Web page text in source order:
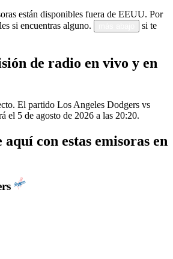
están disponibles fuera de EEUU. Por
si encuentras alguno.
si te
de radio en vivo y en
El partido Los Angeles Dodgers vs
el 5 de agosto de 2026 a las 20:20.
con estas emisoras en